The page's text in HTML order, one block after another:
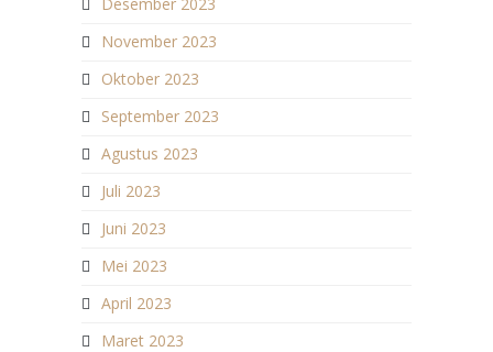
November 2023
Oktober 2023
September 2023
Agustus 2023
Juli 2023
Juni 2023
Mei 2023
April 2023
Maret 2023